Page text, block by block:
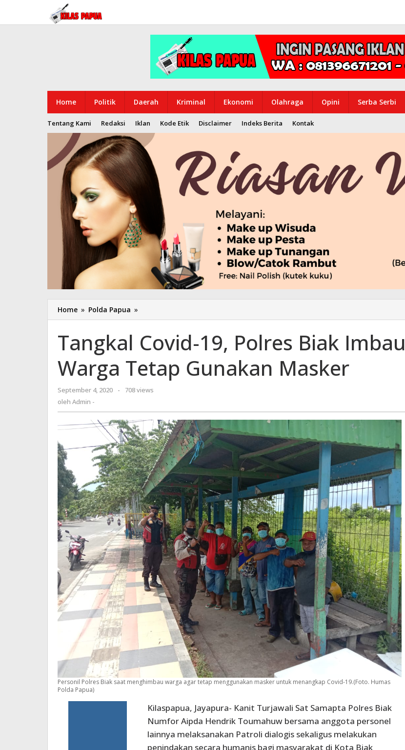
konten
Home Politik Daerah Kriminal Ekonomi Olahraga Opini Serba Serbi
Tentang Kami Redaksi Iklan Kode Etik Disclaimer Indeks Berita Kontak
Home » Polda Papua »
Covid-
Polres
Biak
Imbau
Warga
Gunakan
Tangkal Covid-19, Polres Biak Imbau
Warga Tetap Gunakan Masker
September 4, 2020
oleh
-
708 views
oleh Admin -
Personil Polres Biak saat menghimbau warga agar tetap menggunakan masker untuk menangkap Covid-19.(Foto. Humas
Polda Papua)
Kilaspapua, Jayapura- Kanit Turjawali Sat Samapta Polres Biak
Numfor Aipda Hendrik Toumahuw bersama anggota personel
lainnya melaksanakan Patroli dialogis sekaligus melakukan
penindakan secara humanis bagi masyarakat di Kota Biak